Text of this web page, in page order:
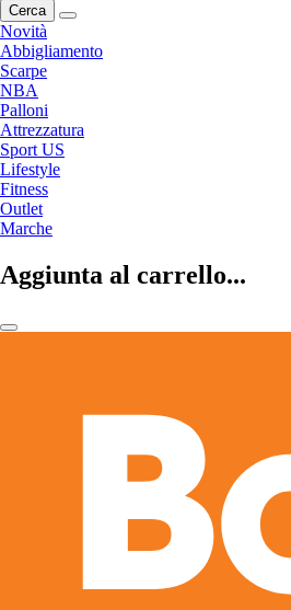
Cerca
Novità
Abbigliamento
Scarpe
NBA
Palloni
Attrezzatura
Sport US
Lifestyle
Fitness
Outlet
Marche
Aggiunta al carrello...